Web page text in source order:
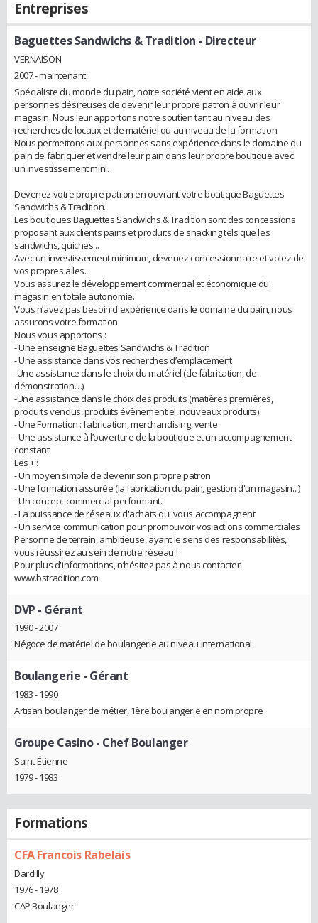
Entreprises
Baguettes Sandwichs & Tradition - Directeur
VERNAISON
2007 - maintenant
Spécialiste du monde du pain, notre société vient en aide aux
personnes désireuses de devenir leur propre patron à ouvrir leur
magasin. Nous leur apportons notre soutien tant au niveau des
recherches de locaux et de matériel qu'au niveau de la formation.
Nous permettons aux personnes sans expérience dans le domaine du
pain de fabriquer et vendre leur pain dans leur propre boutique avec
un investissement mini.
Devenez votre propre patron en ouvrant votre boutique Baguettes
Sandwichs & Tradition.
Les boutiques Baguettes Sandwichs & Tradition sont des concessions
proposant aux clients pains et produits de snacking tels que les
sandwichs, quiches...
Avec un investissement minimum, devenez concessionnaire et volez de
vos propres ailes.
Vous assurez le développement commercial et économique du
magasin en totale autonomie.
Vous n’avez pas besoin d'expérience dans le domaine du pain, nous
assurons votre formation.
Nous vous apportons :
- Une enseigne Baguettes Sandwichs & Tradition
- Une assistance dans vos recherches d’emplacement
-Une assistance dans le choix du matériel (de fabrication, de
démonstration…)
-Une assistance dans le choix des produits (matières premières,
produits vendus, produits évènementiel, nouveaux produits)
- Une Formation : fabrication, merchandising, vente
- Une assistance à l’ouverture de la boutique et un accompagnement
constant
Les + :
- Un moyen simple de devenir son propre patron
- Une formation assurée (la fabrication du pain, gestion d'un magasin...)
- Un concept commercial performant.
- La puissance de réseaux d'achats qui vous accompagnent
- Un service communication pour promouvoir vos actions commerciales
Personne de terrain, ambitieuse, ayant le sens des responsabilités,
vous réussirez au sein de notre réseau !
Pour plus d'informations, n’hésitez pas à nous contacter!
www.bstradition.com
DVP - Gérant
1990 - 2007
Négoce de matériel de boulangerie au niveau international
Boulangerie - Gérant
1983 - 1990
Artisan boulanger de métier, 1ère boulangerie en nom propre
Groupe Casino- Chef Boulanger
Saint-Étienne
1979 - 1983
Formations
CFA Francois Rabelais
Dardilly
1976 - 1978
CAP Boulanger